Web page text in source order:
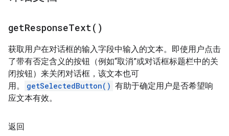
getResponseText( )
获取用户在对话框的输入字段中输入的文本。即使用户点击
了带有否定含义的按钮（例如“取消”或对话框标题栏中的关
闭按钮）来关闭对话框，该文本也可
用。
getSelectedButton() 有助于确定用户是否希望响
应文本有效。
返回